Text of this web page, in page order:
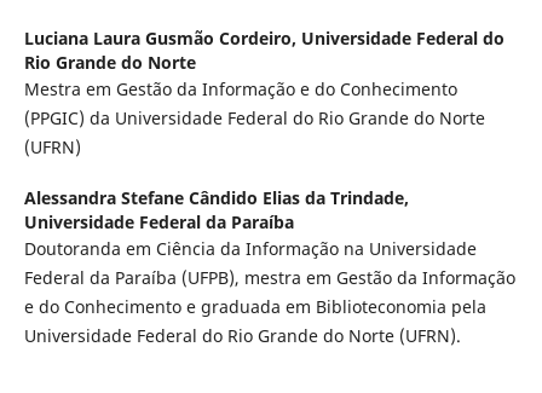
Luciana Laura Gusmão Cordeiro, Universidade Federal do
Rio Grande do Norte
Mestra em Gestão da Informação e do Conhecimento
(PPGIC) da Universidade Federal do Rio Grande do Norte
(UFRN)
Alessandra Stefane Cândido Elias da Trindade,
Universidade Federal da Paraíba
Doutoranda em Ciência da Informação na Universidade
Federal da Paraíba (UFPB), mestra em Gestão da Informação
e do Conhecimento e graduada em Biblioteconomia pela
Universidade Federal do Rio Grande do Norte (UFRN).